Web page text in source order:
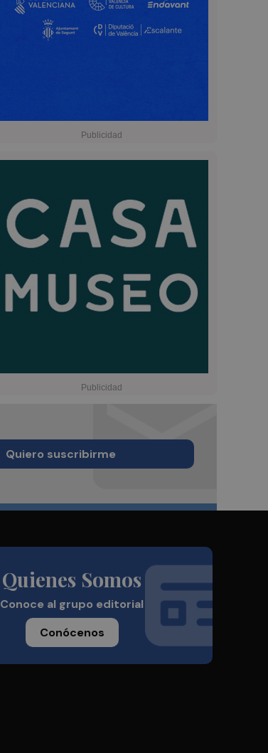
Quiero suscribirme
Quienes Somos
Conoce al grupo editorial
Conócenos